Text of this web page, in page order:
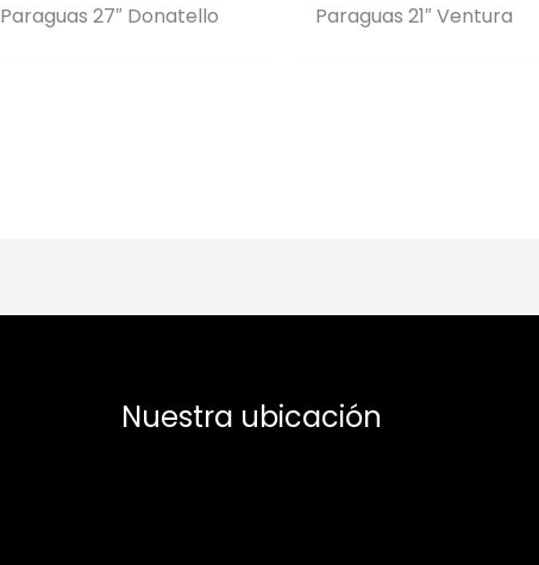
Paraguas 27″ Donatello Paraguas 21″ Ventura
Nuestra ubicación